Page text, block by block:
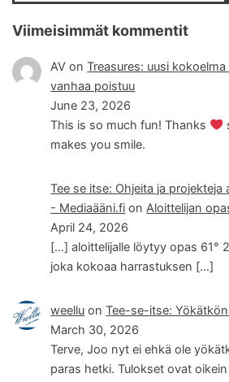
Viimeisimmät kommentit
AV onTreasures: uusi
vanhaa poistuu
June 23, 2026
This is so much fun! Thanks
makes you smile.
Tee se itse: Ohjeita ja projekteja
- Mediaääni.fi onAloittelijan
April 24, 2026
[…] aloittelijalle löytyy opas 61°
joka kokoaa harrastuksen […]
weellu onTee-se-itse:
March 30, 2026
Terve, Joo nyt ei ehkä ole
paras hetki. Tulokset ovat